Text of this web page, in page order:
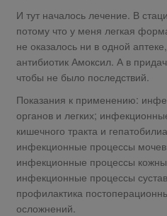
И тут началось лечение. В
потому что у меня легкая
не оказалось ни в одной
антибиотик Амоксил. А в
чтобы не было последствий.
Показания к применению:
органов и легких;
кишечного тракта и
инфекционные процессы
инфекционные процессы
инфекционные процессы
профилактика
осложнений.